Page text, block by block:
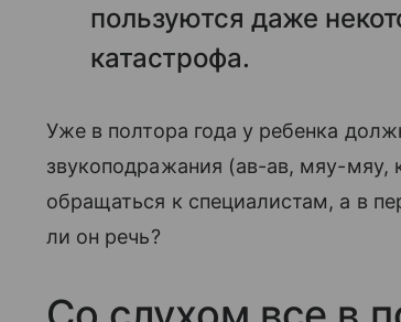
пользуются даже
катастрофа.
Уже в полтора года у ребенка
звукоподражания (ав-ав, мяу-мяу,
обращаться к специалистам, а в
ли он речь?